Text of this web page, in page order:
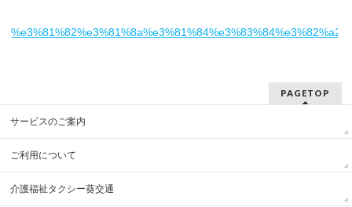
PAGETOP
サービスのご案内
ご利用について
介護福祉タクシー葵交通